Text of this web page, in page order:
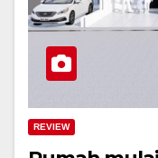
REVIEW